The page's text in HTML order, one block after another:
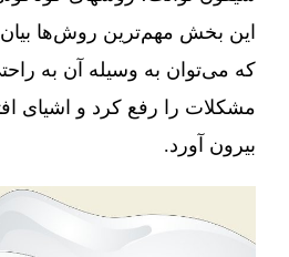
این بخش مهم‌ترین روش‌ها
که می‌توان به وسیله آن به
مشکلات را رفع کرد و اشیای
بیرون آورد.